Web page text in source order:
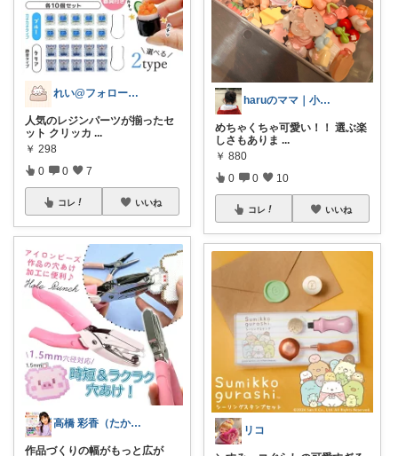
れい@フォロー＆経由購入感謝です♪
人気のレジンパーツが揃ったセ
ット クリッカ ...
￥ 298
0 0 7
コレ いいね
高橋 彩香（たかはし あやか）
作品づくりの幅がもっと広が
haruのママ｜小3娘ママのおすすめ
めちゃくちゃ可愛い！！ 選ぶ楽
しさもありま ...
￥ 880
0 0 10
コレ いいね
リコ